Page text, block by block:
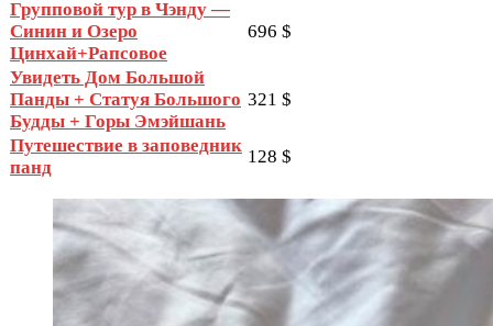
Групповой тур в Чэнду —
Синин и Озеро
Цинхай+Рапсовое
696 $
Увидеть Дом Большой
Панды + Статуя Большого
Будды + Горы Эмэйшань
321 $
Путешествие в заповедник
панд
128 $